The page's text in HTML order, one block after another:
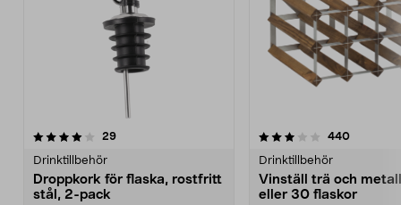
29recensioner
Drinktillbehör
Droppkork för flaska, rostfritt
stål, 2-pack
3.5 av 5 stjärnor 440
Drinktillbehör
Vinställ trä och
eller 30 flaskor
4.5 av 5 stjärnor